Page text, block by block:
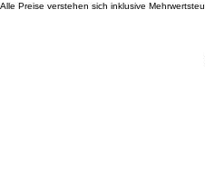
Alle Preise verstehen sich inklusive